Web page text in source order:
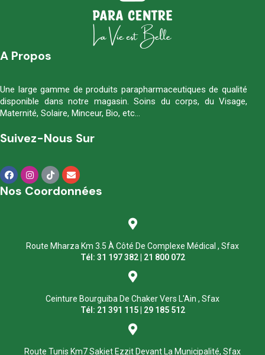
A Propos
Une large gamme de produits parapharmaceutiques de qualité
disponible dans notre magasin. Soins du corps, du Visage,
Maternité, Solaire, Minceur, Bio, etc…
Suivez-Nous Sur
Nos Coordonnées
Route Mharza Km 3.5 À Côté De Complexe Médical , Sfax
Tél: 31 197 382 | 21 800 072
Ceinture Bourguiba De Chaker Vers L'Ain , Sfax
Tél: 21 391 115 | 29 185 512
Route Tunis Km7 Sakiet Ezzit Devant La Municipalité, Sfax